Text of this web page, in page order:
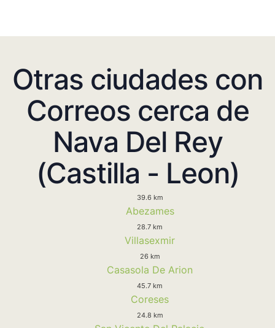
Otras ciudades con
Correos cerca de
Nava Del Rey
(Castilla - Leon)
39.6 km
Abezames
28.7 km
Villasexmir
26 km
Casasola De Arion
45.7 km
Coreses
24.8 km